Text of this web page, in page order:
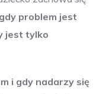
problem jest
jest tylko
i gdy nadarzy się